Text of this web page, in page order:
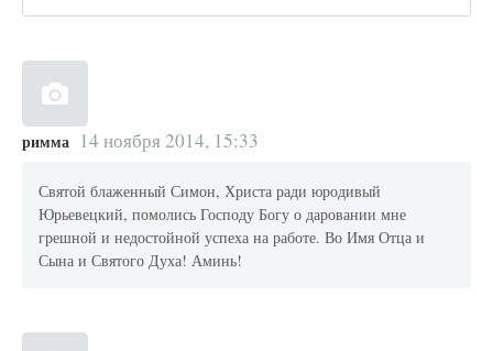
римма 14 ноября 2014, 15:33
Святой блаженный Симон, Христа ради юродивый
Юрьевецкий, помолись Господу Богу о даровании мне
грешной и недостойной успеха на работе. Во Имя Отца и
Сына и Святого Духа! Аминь!